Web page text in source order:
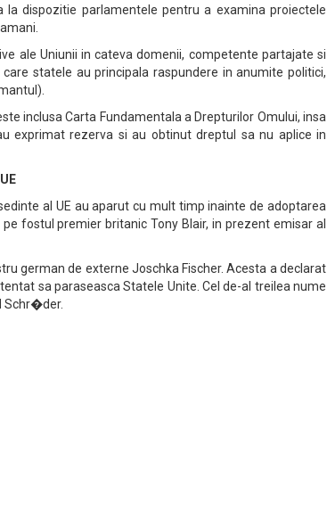
la dispozitie parlamentele pentru a examina proiectele
ale Uniunii in cateva domenii, competente partajate si
statele au principala raspundere in anumite politici,
inclusa Carta Fundamentala a Drepturilor Omului, insa
exprimat rezerva si au obtinut dreptul sa nu aplice in
al UE au aparut cu mult timp inainte de adoptarea
fostul premier britanic Tony Blair, in prezent emisar al
german de externe Joschka Fischer. Acesta a declarat
sa paraseasca Statele Unite. Cel de-al treilea nume
Schr�der.